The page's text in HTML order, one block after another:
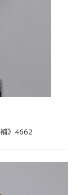
》4662